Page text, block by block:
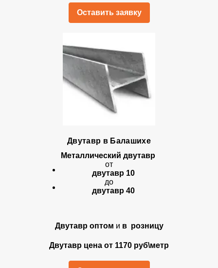
Оставить заявку
Двутавр в Балашихе
Металлический двутавр
от
двутавр 10
до
двутавр 40
Двутавр оптом и в розницу
Двутавр цена от 1170 руб\метр